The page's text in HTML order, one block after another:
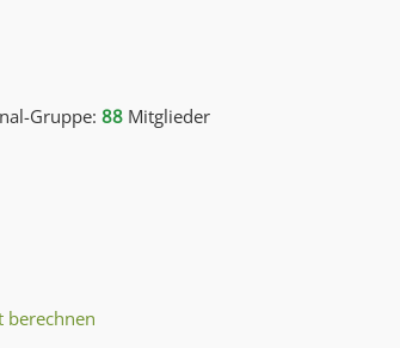
Gruppe: 88 Mitglieder
berechnen